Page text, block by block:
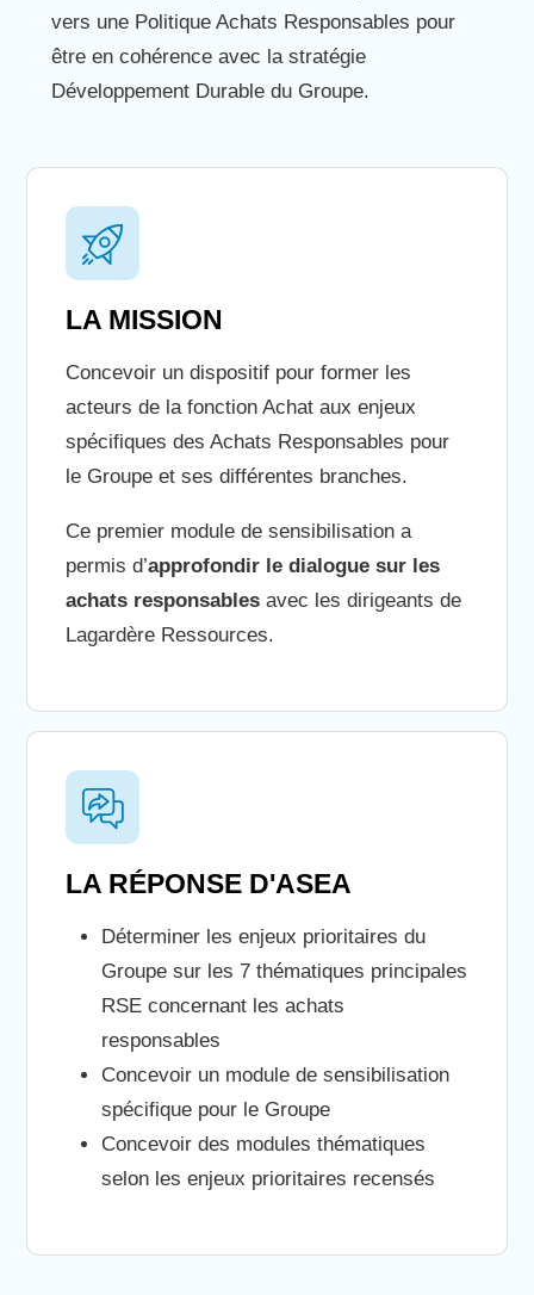
vers une Politique Achats Responsables pour
être en cohérence avec la stratégie
Développement Durable du Groupe.
LA MISSION
Concevoir un dispositif pour former les
acteurs de la fonction Achat aux enjeux
spécifiques des Achats Responsables pour
le Groupe et ses différentes branches.
Ce premier module de sensibilisation a
permis d’approfondir le dialogue sur les
achats responsables avec les dirigeants de
Lagardère Ressources.
LA RÉPONSE D'ASEA
Déterminer les enjeux prioritaires du
Groupe sur les 7 thématiques principales
RSE concernant les achats
responsables
Concevoir un module de sensibilisation
spécifique pour le Groupe
Concevoir des modules thématiques
selon les enjeux prioritaires recensés